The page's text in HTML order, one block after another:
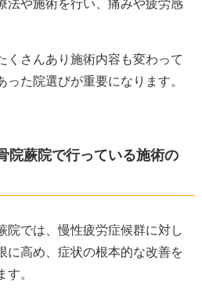
法や施術を行い、痛みや疲労感
くさんあり施術内容も変わって
った院選びが重要になります。
院蕨院で行っている施術の
では、慢性疲労症候群に対し
に高め、症状の根本的な改善を
す。